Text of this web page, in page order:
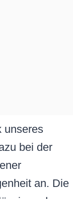
unseres
bei der
an. Die